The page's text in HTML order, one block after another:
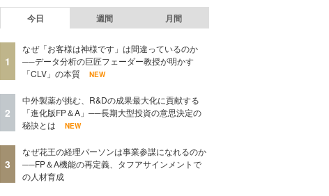
今日 週間 月間
1
なぜ「お客様は神様です」は間違っているのか
──データ分析の巨匠フェーダー教授が明かす
「CLV」の本質
NEW
2
中外製薬が挑む、R&Dの成果最大化に貢献する
「進化版FP＆A」──長期大型投資の意思決定の
秘訣とは
NEW
3
なぜ花王の経理パーソンは事業参謀になれるのか
──FP＆A機能の再定義、タフアサインメントで
の人材育成